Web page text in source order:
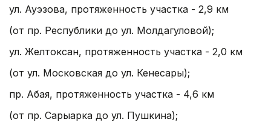
ул. Ауэзова, протяженность участка - 2,9 км
(от пр. Республики до ул. Молдагуловой);
ул. Желтоксан, протяженность участка - 2,0 км
(от ул. Московская до ул. Кенесары);
пр. Абая, протяженность участка - 4,6 км
(от пр. Сарыарка до ул. Пушкина);